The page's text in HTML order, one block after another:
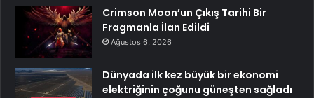
Crimson Moon’un Çıkış Tarihi Bir
Fragmanla İlan Edildi
Ağustos 6, 2026
Dünyada ilk kez büyük bir ekonomi
elektriğinin çoğunu güneşten sağladı